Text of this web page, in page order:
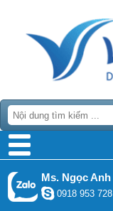
Ms. Ngọc Anh
0918 953 728